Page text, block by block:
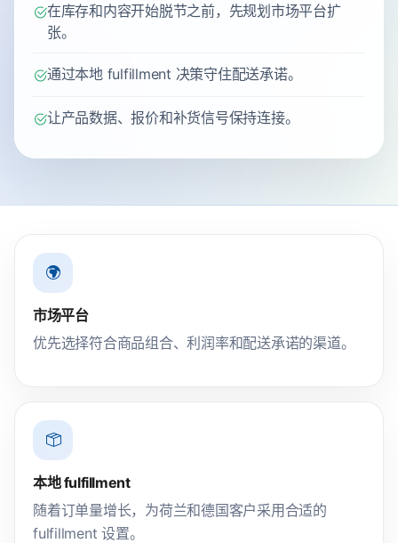
在库存和内容开始脱节之前，先规划市场平台扩
张。
通过本地 fulfillment 决策守住配送承诺。
让产品数据、报价和补货信号保持连接。
市场平台
优先选择符合商品组合、利润率和配送承诺的渠道。
本地 fulfillment
随着订单量增长，为荷兰和德国客户采用合适的
fulfillment 设置。